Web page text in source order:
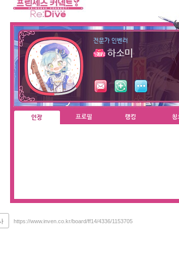
전문가 인벤러
하소미
인장 프로필 랭킹 칭
https://www.inven.co.kr/board/ff14/4336/1153705